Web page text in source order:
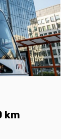
km